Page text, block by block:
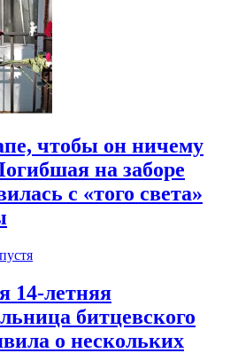
чтобы он ничему
на заборе
с «того света»
14-летняя
битцевского
о нескольких